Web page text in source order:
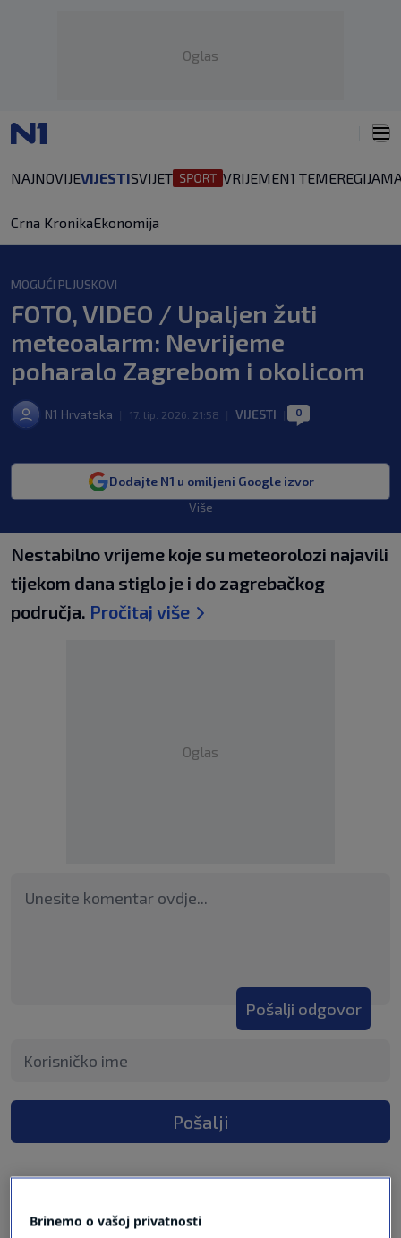
Oglas
NAJNOVIJEVIJESTISVIJET VRIJEMEN1 TEMEREGIJA
Crna KronikaEkonomija
MOGUĆI PLJUSKOVI
FOTO, VIDEO / Upaljen žuti
meteoalarm: Nevrijeme
poharalo Zagrebom i okolicom
N1 Hrvatska 17. lip. 2026. 21:58 VIJESTI 0
Dodajte N1 u omiljeni Google izvor
Više
Nestabilno vrijeme koje su meteorolozi najavili
tijekom dana stiglo je i do zagrebačkog
područja. Pročitaj više
Oglas
Pošalji odgovor
Pošalji
Brinemo o vašoj privatnosti